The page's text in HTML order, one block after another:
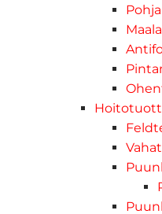
Vahat